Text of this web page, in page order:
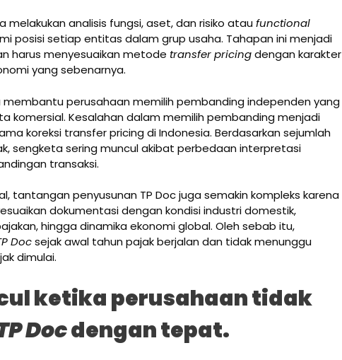
melakukan analisis fungsi, aset, dan risiko ataufunctional
posisi setiap entitas dalam grup usaha. Tahapan ini menjadi
harus menyesuaikan metode transfer pricingdengan karakter
yang sebenarnya.
membantu perusahaan memilih pembanding independen yang
komersial. Kesalahan dalam memilih pembanding menjadi
koreksi transfer pricing di Indonesia. Berdasarkan sejumlah
sengketa sering muncul akibat perbedaan interpretasi
transaksi.
tantangan penyusunan TP Doc juga semakin kompleks karena
dokumentasi dengan kondisi industri domestik,
hingga dinamika ekonomi global. Oleh sebab itu,
Docsejak awal tahun pajak berjalan dan tidak menunggu
dimulai.
ketika perusahaan tidak
Docdengan tepat.